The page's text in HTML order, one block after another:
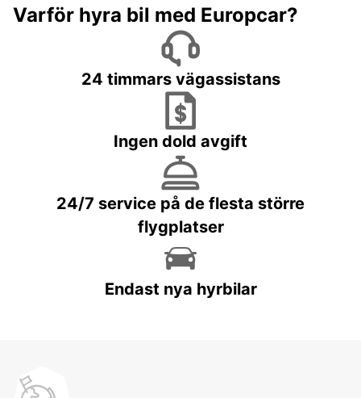
Varför hyra bil med Europcar?
24 timmars vägassistans
Ingen dold avgift
24/7 service på de flesta större
flygplatser
Endast nya hyrbilar